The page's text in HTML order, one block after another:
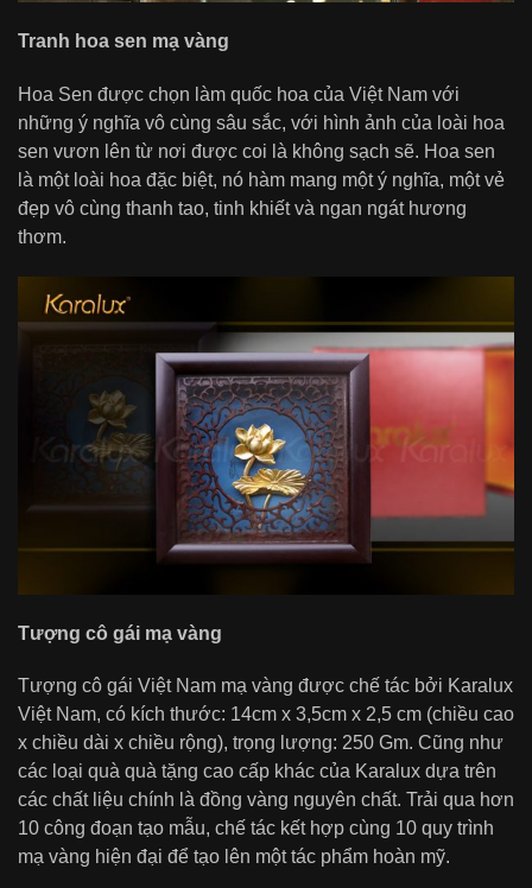
Tranh hoa sen mạ vàng
Hoa Sen được chọn làm quốc hoa của Việt Nam với
những ý nghĩa vô cùng sâu sắc, với hình ảnh của loài hoa
sen vươn lên từ nơi được coi là không sạch sẽ. Hoa sen
là một loài hoa đặc biệt, nó hàm mang một ý nghĩa, một vẻ
đẹp vô cùng thanh tao, tinh khiết và ngan ngát hương
thơm.
Tượng cô gái mạ vàng
Tượng cô gái Việt Nam mạ vàng được chế tác bởi Karalux
Việt Nam, có kích thước: 14cm x 3,5cm x 2,5 cm (chiều cao
x chiều dài x chiều rộng), trọng lượng: 250 Gm. Cũng như
các loại quà quà tặng cao cấp khác của Karalux dựa trên
các chất liệu chính là đồng vàng nguyên chất. Trải qua hơn
10 công đoạn tạo mẫu, chế tác kết hợp cùng 10 quy trình
mạ vàng hiện đại để tạo lên một tác phẩm hoàn mỹ.